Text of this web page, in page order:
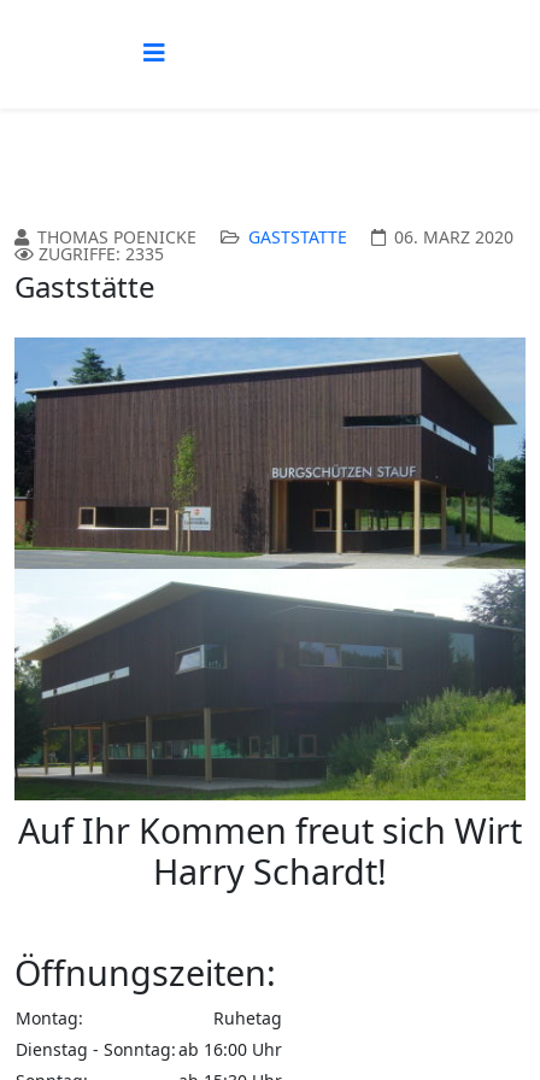
THOMAS POENICKE GASTSTÄTTE 06. MÄRZ 2020
ZUGRIFFE: 2335
Gaststätte
Auf Ihr Kommen freut sich Wirt
Harry Schardt!
Öffnungszeiten:
Montag:
Ruhetag
Dienstag - Sonntag:ab 16:00 Uhr